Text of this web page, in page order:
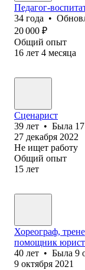
Педагог-
34 года •
20 000 ₽
Общий опыт
16 лет 4 месяца
Сценарист
39 лет • Была
27 декабря 2022
Не ищет работу
Общий опыт
15 лет
Хореограф,
помощник
40 лет • Была 9
9 октября 2021